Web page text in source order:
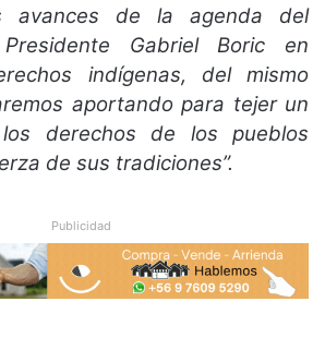
avances de la agenda del
Gabriel Boric en
indígenas, del mismo
aportando para tejer un
derechos de los pueblos
de sus tradiciones”.
Publicidad